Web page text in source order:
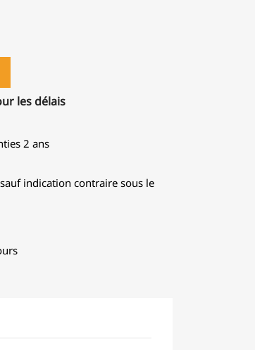
les délais
2 ans
indication contraire sous le